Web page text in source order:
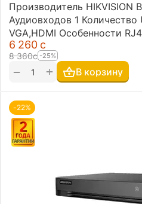
Производитель HIKVISION
Аудиовходов 1
VGA,HDMI Особенности
6 260 с
8 360с -25%
+
− В корзину
-22%